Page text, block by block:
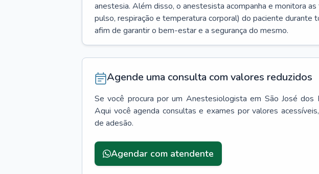
anestesia. Além disso, o anestesista acompanha e monitora
pulso, respiração e temperatura corporal) do paciente durante
afim de garantir o bem-estar e a segurança do mesmo.
Agende uma consulta com valores reduzidos
Se você procura por um Anestesiologista em São José dos
Aqui você agenda consultas e exames por valores
de adesão.
Agendar com atendente